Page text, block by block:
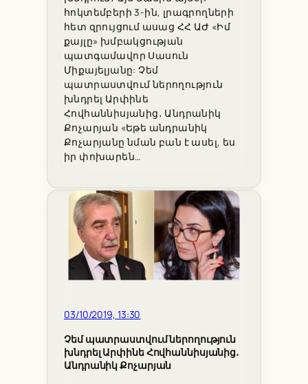
հոկտեմբերի 3-ին, լրագրողների
հետ զրույցում ասաց ՀՀ ԱԺ «Իմ
քայլը» խմբակցության
պատգամավոր Սասուն
Միքայելյանը: Չեմ
պատրաստվում ներողություն
խնդրել Արփինե
Հովհաննիսյանից․ Անդրանիկ
Քոչարյան «Եթե անդրանիկ
Քոչարյանը նման բան է ասել, ես
իր փոխարեն…
03/10/2019, 13:30
Չեմ պատրաստվում ներողություն
խնդրել Արփինե Հովհաննիսյանից․
Անդրանիկ Քոչարյան